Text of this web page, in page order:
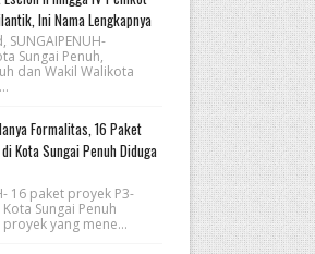
Ini Nama Lengkapnya
SUNGAIPENUH-
Sungai Penuh,
dan Wakil Walikota
Formalitas, 16 Paket
Kota Sungai Penuh Diduga
16 paket proyek P3-
Sungai Penuh
yang mene...